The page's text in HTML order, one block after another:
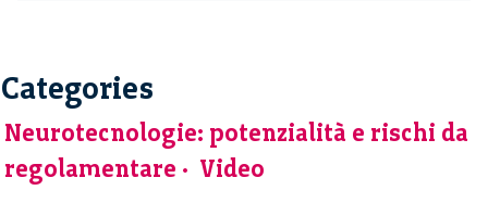
Categories
Neurotecnologie: potenzialità e rischi da
regolamentare
Video